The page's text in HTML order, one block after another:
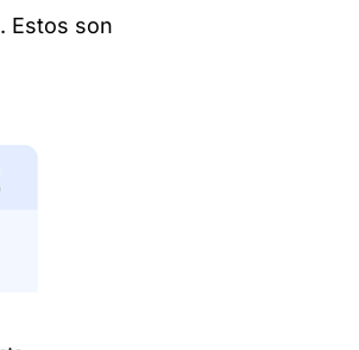
. Estos son